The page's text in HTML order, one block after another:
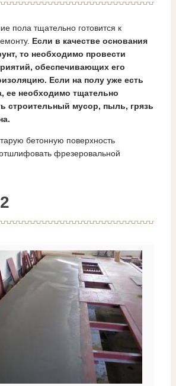
пола тщательно готовится к
Если в качестве основания
то необходимо провести
обеспечивающих его
Если на полу уже есть
ее необходимо тщательно
строительный мусор, пыль, грязь
бетонную поверхность
фрезеровальной